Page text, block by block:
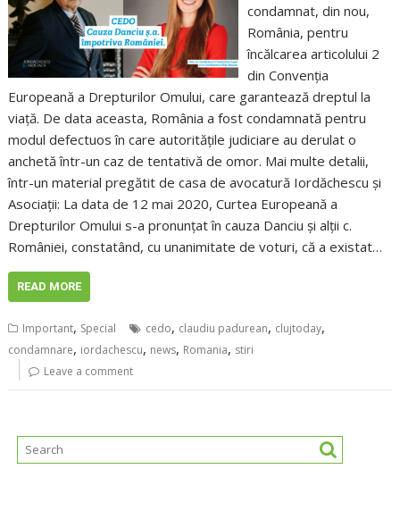
condamnat, din nou,
România, pentru
încălcarea articolului 2
din Convenția
Europeană a Drepturilor Omului, care garantează dreptul la
viață. De data aceasta, România a fost condamnată pentru
modul defectuos în care autoritățile judiciare au derulat o
anchetă într-un caz de tentativă de omor. Mai multe detalii,
într-un material pregătit de casa de avocatură Iordăchescu și
Asociații: La data de 12 mai 2020, Curtea Europeană a
Drepturilor Omului s-a pronunțat în cauza Danciu și alții c.
României, constatând, cu unanimitate de voturi, că a existat…
READ MORE
Important, Special cedo, claudiu padurean, clujtoday,
condamnare, iordachescu, news, Romania, stiri
Leave a comment